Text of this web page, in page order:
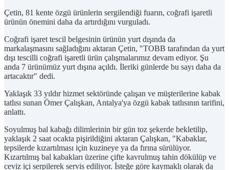
Çetin, 81 kente özgü ürünlerin sergilendiği fuarın, coğrafi işaretli
ürünün önemini daha da artırdığını vurguladı.
Coğrafi işaret tescil belgesinin ürünün yurt dışında da
markalaşmasını sağladığını aktaran Çetin, "TOBB tarafından da yurt
dışı tescilli coğrafi işaretli ürün çalışmalarımız devam ediyor. Şu
anda 7 ürünümüz yurt dışına açıldı. İleriki günlerde bu sayı daha da
artacaktır" dedi.
Yaklaşık 33 yıldır hizmet sektöründe çalışan ve müşterilerine kabak
tatlısı sunan Ömer Çalışkan, Antalya'ya özgü kabak tatlısının tarifini,
anlattı.
Soyulmuş bal kabağı dilimlerinin bir gün toz şekerde bekletilip,
yaklaşık 2 saat ocakta pişirildiğini aktaran Çalışkan, "Kabaklar,
tepsilerde kızartılması için kuzineye ya da fırına sürülüyor.
Kızartılmış bal kabakları üzerine çifte kavrulmuş tahin dökülüp ve
ceviz içi serpilerek servis ediliyor. İsteğe göre kaymaklı olarak da